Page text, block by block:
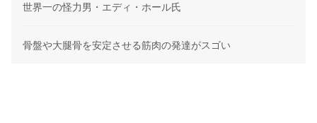
世界一の怪力男・エディ・ホール氏
骨盤や大腿骨を安定させる筋肉の発達がスゴい